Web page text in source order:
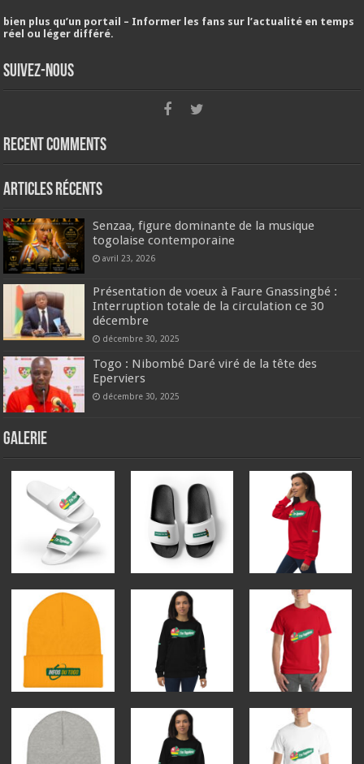
bien plus qu’un portail – Informer les fans sur l’actualité en temps
réel ou léger différé.
Suivez-nous
Recent Comments
Articles récents
Senzaa, figure dominante de la musique
togolaise contemporaine
avril 23, 2026
Présentation de voeux à Faure Gnassingbé :
Interruption totale de la circulation ce 30
décembre
décembre 30, 2025
Togo : Nibombé Daré viré de la tête des
Eperviers
décembre 30, 2025
GALERIE